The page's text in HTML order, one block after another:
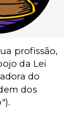
profissão,
da Lei
do
dos